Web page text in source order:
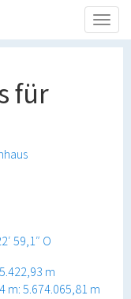
für
59,1″ O
m
m: 5.674.065,81 m